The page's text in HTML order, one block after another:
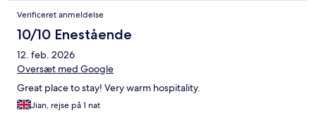
Verificeret anmeldelse
10/10 Enestående
12. feb. 2026
Oversæt med Google
Great place to stay! Very warm hospitality.
Jian, rejse på 1 nat